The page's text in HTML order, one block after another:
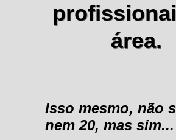
área.
Isso mesmo, não
nem 20, mas sim...